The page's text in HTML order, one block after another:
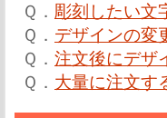
Ｑ． 彫刻したい文
Ｑ． デザインの変
Ｑ． 注文後にデザ
Ｑ． 大量に注文す